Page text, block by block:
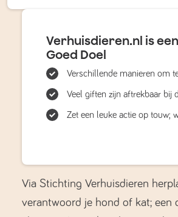
Verhuisdieren.nl is
Goed Doel
Verschillende manieren om
Veel giften zijn aftrekbaar bij
Zet een leuke actie op touw;
Via Stichting Verhuisdieren
verantwoord je hond of kat; een